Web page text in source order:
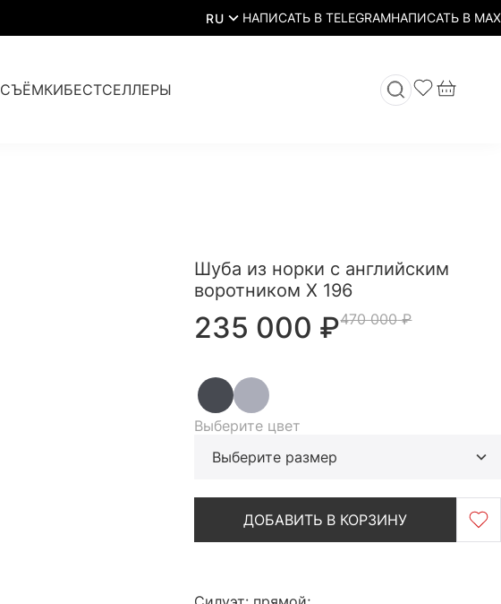
RU
СЪЁМКИБЕСТСЕЛЛЕРЫ
Шуба из норки с английским
воротником Х 196
235 000 ₽470 000 ₽
Выберите цвет
Выберите размер
ДОБАВИТЬ В КОРЗИНУ